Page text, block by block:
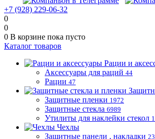
+7 (928) 229-06-32
0
0
0 В корзине пока пусто
Каталог товаров
Рации и
Аксессуары для раций 44
Рации 47
Защитные пленки 1972
Защитные стекла 6989
Утилиты для наклейки стекол
Чехлы
Защитные панели , накладки